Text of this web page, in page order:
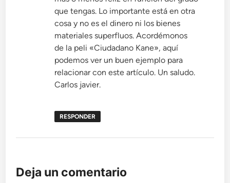
que tengas. Lo importante está en otra
cosa y no es el dinero ni los bienes
materiales superfluos. Acordémonos
de la peli «Ciudadano Kane», aquí
podemos ver un buen ejemplo para
relacionar con este artículo. Un saludo.
Carlos javier.
RESPONDER
Deja un comentario